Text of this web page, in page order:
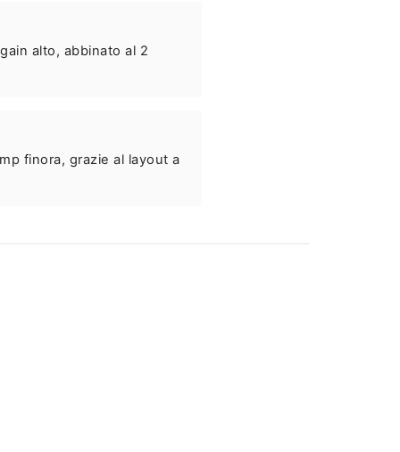
alto, abbinato al 2
finora, grazie al layout a